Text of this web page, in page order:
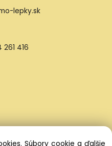
416
Súbory cookie a ďalšie